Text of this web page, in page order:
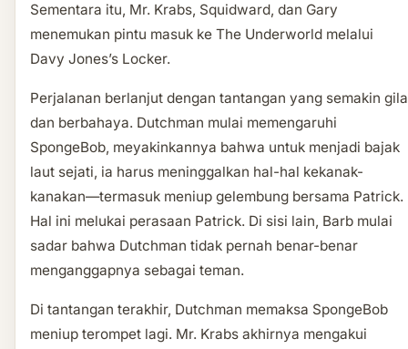
Sementara itu, Mr. Krabs, Squidward, dan Gary
menemukan pintu masuk ke The Underworld melalui
Davy Jones’s Locker.
Perjalanan berlanjut dengan tantangan yang semakin gila
dan berbahaya. Dutchman mulai memengaruhi
SpongeBob, meyakinkannya bahwa untuk menjadi bajak
laut sejati, ia harus meninggalkan hal-hal kekanak-
kanakan—termasuk meniup gelembung bersama Patrick.
Hal ini melukai perasaan Patrick. Di sisi lain, Barb mulai
sadar bahwa Dutchman tidak pernah benar-benar
menganggapnya sebagai teman.
Di tantangan terakhir, Dutchman memaksa SpongeBob
meniup terompet lagi. Mr. Krabs akhirnya mengakui